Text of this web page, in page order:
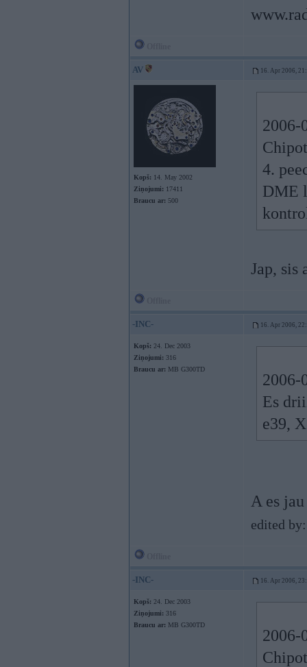
AV 16. Apr 2006,
Kopš: 14. May 2002
Ziņojumi: 17411
Braucu ar: 500
2006-
4.
DME
Jap, sis
-INC- 16. Apr 2006,
Kopš: 24. Dec 2003
Ziņojumi: 316
Braucu ar: MB G300TD
2006-
Es
e39,
A es
edited
-INC- 16. Apr 2006,
Kopš: 24. Dec 2003
Ziņojumi: 316
Braucu ar: MB G300TD
2006-